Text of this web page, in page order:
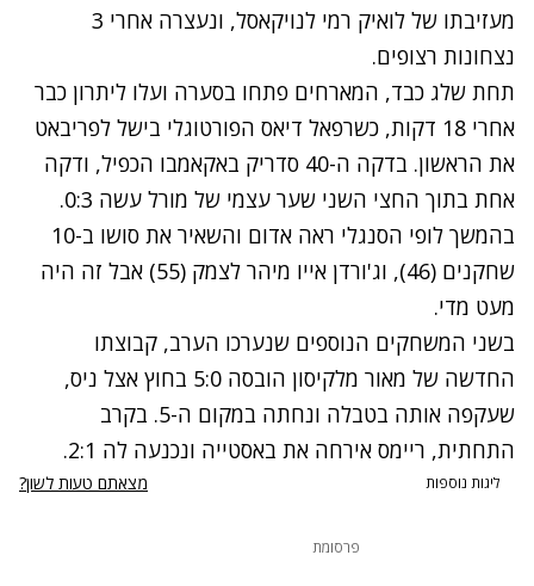
מעזיבתו של לואיק רמי לנויקאסל, ונעצרה אחרי 3
נצחונות רצופים.
תחת שלג כבד, המארחים פתחו בסערה ועלו ליתרון כבר
אחרי 18 דקות, כשרפאל דיאס הפורטוגלי בישל לפריבאט
את הראשון. בדקה ה-40 סדריק באקאמבו הכפיל, ודקה
אחת בתוך החצי השני שער עצמי של מורל עשה 0:3.
בהמשך לופי הסנגלי ראה אדום והשאיר את סושו ב-10
שחקנים (46), וג'ורדן אייו מיהר לצמק (55) אבל זה היה
מעט מדי.
בשני המשחקים הנוספים שנערכו הערב, קבוצתו
החדשה של מאור מלקיסון הובסה 5:0 בחוץ אצל ניס,
שעקפה אותה בטבלה ונחתה במקום ה-5. בקרב
התחתית, ריימס אירחה את באסטייה ונכנעה לה 2:1.
ליגות נוספות מצאתם טעות לשון?
פרסומת